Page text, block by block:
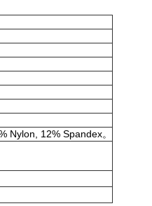
Nylon, 12% Spandex。